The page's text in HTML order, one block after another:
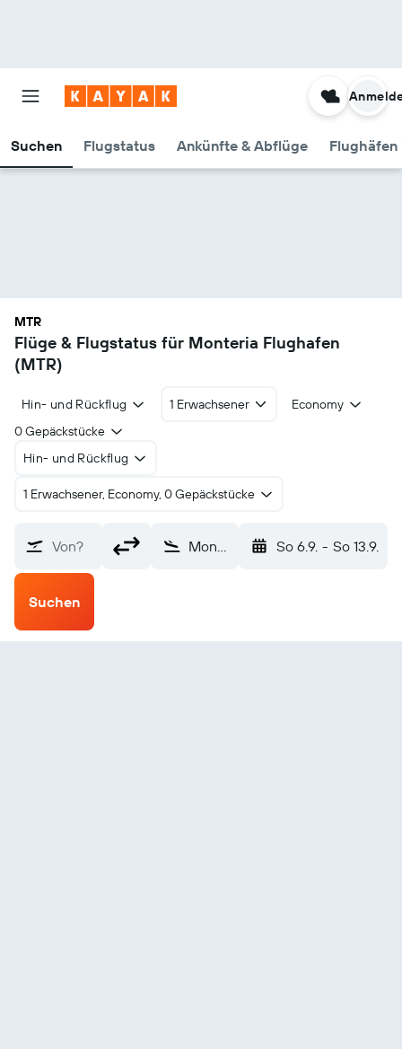
Suchen Flugstatus Ankünfte & Abflüge Flughäfen
MTR
Flüge & Flugstatus für Monteria Flughafen
(MTR)
Hin- und Rückflug 1 Erwachsener
Economy
0 Gepäckstücke
Hin- und Rückflug
1 Erwachsener, Economy, 0 Gepäckstücke
Von? Monteria (MTR) So 6.9. - So 13.9.
Suchen